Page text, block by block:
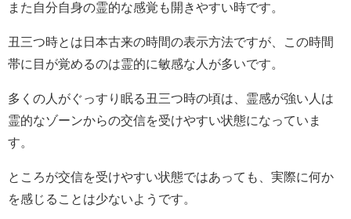
また自分自身の霊的な感覚も開きやすい時です。
丑三つ時とは日本古来の時間の表示方法ですが、この時間
帯に目が覚めるのは霊的に敏感な人が多いです。
多くの人がぐっすり眠る丑三つ時の頃は、霊感が強い人は
霊的なゾーンからの交信を受けやすい状態になっていま
す。
ところが交信を受けやすい状態ではあっても、実際に何か
を感じることは少ないようです。